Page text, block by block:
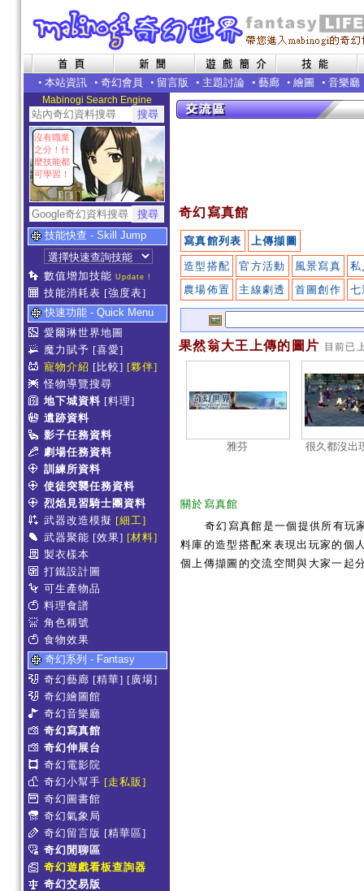
• 本站資訊 • 奇幻會員 • 留言版 • 主題討論 • 藝廊 • 繪圖 • 音樂廳
Mabinogi Search Engine
沒有職業
之分！什
麼技能都
可學習！
技能快查 - Skill Jump
數值增加技能 Update !
技能消耗表 [強度表]
快速功能 - Quick Menu
愛爾琳世界地圖
魔力賦予 [喜愛]
寵物介紹 [比較] [夥伴]
怪物導覽搜尋
地下城資料 [料理]
遺跡資料
影子任務資料
劇場任務資料
訓練所資料
使徒突襲任務資料
烈焰見習騎士團資料
武器改造模擬 [細工]
武器聚能 [效果] [材料]
製衣樣本
打鐵設計圖
可生產物品
料理食譜
角色稱號
食物效果
奇幻系列 - Fantasy
奇幻藝廊 [精華] [廣場]
奇幻繪圖館
奇幻音樂廳
奇幻寫真館
奇幻伸展台
奇幻電影院
奇幻小幫手 [走私販]
奇幻圖書館
奇幻氣象局
奇幻留言版 [精華區]
奇幻閒聊區
奇幻遊戲看板查詢器
奇幻交易版
奇幻寫真館
寫真館列表 上傳擷圖
造型搭配 官方活動 風景寫真
私
農場佈置
主線劇透 首圖創作 七
果然翁大王上傳的圖片 目前已
雅芬
很久都沒出
關於寫真館
奇幻寫真館是一個提供所有玩
料庫的造型搭配來表現出玩家的個
個上傳擷圖的交流空間與大家一起